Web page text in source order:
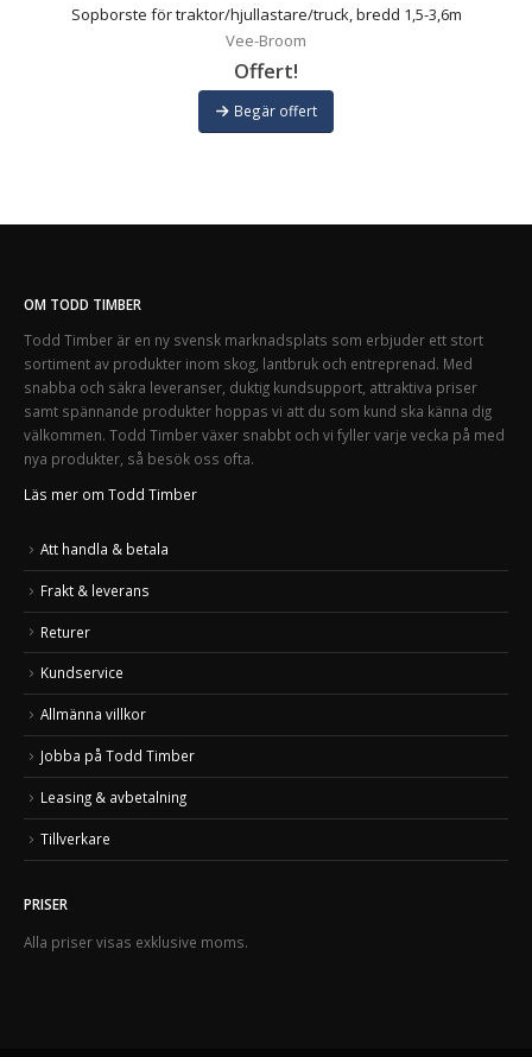
Sopborste för traktor/hjullastare/truck, bredd 1,5-3,6m
Vee-Broom
Offert!
Begär offert
OM TODD TIMBER
Todd Timber är en ny svensk marknadsplats som erbjuder ett stort
sortiment av produkter inom skog, lantbruk och entreprenad. Med
snabba och säkra leveranser, duktig kundsupport, attraktiva priser
samt spännande produkter hoppas vi att du som kund ska känna dig
välkommen. Todd Timber växer snabbt och vi fyller varje vecka på med
nya produkter, så besök oss ofta.
Läs mer om Todd Timber
Att handla & betala
Frakt & leverans
Returer
Kundservice
Allmänna villkor
Jobba på Todd Timber
Leasing & avbetalning
Tillverkare
PRISER
Alla priser visas exklusive moms.